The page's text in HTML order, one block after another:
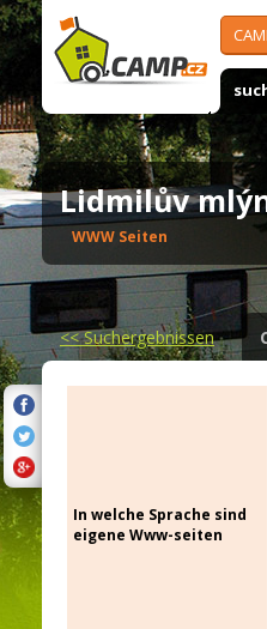
Lidmilův
WWW Seiten
<<Suchergebnissen
In welche Sprache sind
eigene Www-seiten